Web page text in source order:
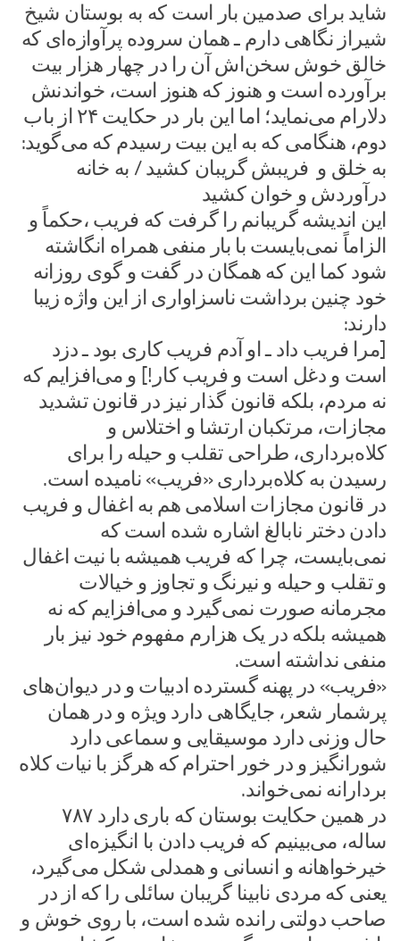
شاید برای صدمین بار است که به بوستان شیخ
شیراز نگاهی دارم ـ همان سروده پرآوازه‌ای که
خالق خوش سخن‌اش آن را در چهار هزار بیت
برآورده است و هنوز که هنوز است، خواندنش
دلارام می‌نماید؛ اما این بار در حکایت ۲۴ از باب
دوم، هنگامی که به این بیت رسیدم که می‌گوید:
به خلق و فریبش گریبان کشید / به خانه
درآوردش و خوان کشید
این اندیشه گریبانم را گرفت که فریب ،حکماً و
الزاماً نمی‌بایست با بار منفی همراه انگاشته
شود کما این که همگان در گفت و گوی روزانه
خود چنین برداشت ناسزاواری از این واژه زیبا
دارند:
[مرا فریب داد ـ او آدم فریب کاری بود ـ دزد
است و دغل است و فریب کار!] و می‌افزایم که
نه مردم، بلکه قانون گذار نیز در قانون تشدید
مجازات، مرتکبان ارتشا و اختلاس و
کلاه‌برداری، طراحی تقلب و حیله را برای
رسیدن به کلاه‌برداری «فریب» نامیده است.
در قانون مجازات اسلامی هم به اغفال و فریب
دادن دختر نابالغ اشاره شده است که
نمی‌بایست، چرا که فریب همیشه با نیت اغفال
و تقلب و حیله و نیرنگ و تجاوز و خیالات
مجرمانه صورت نمی‌گیرد و می‌افزایم که نه
همیشه بلکه در یک هزارم مفهوم خود نیز بار
منفی نداشته است.
«فریب» در پهنه گسترده ادبیات و در دیوان‌های
پرشمار شعر، جایگاهی دارد ویژه و در همان
حال وزنی دارد موسیقایی و سماعی دارد
شورانگیز و در خور احترام که هرگز با نیات کلاه
بردارانه نمی‌خواند.
در همین حکایت بوستان که باری دارد ۷۸۷
ساله، می‌بینیم که فریب دادن با انگیزه‌ای
خیرخواهانه و انسانی و همدلی شکل می‌گیرد،
یعنی که مردی نابینا گریبان سائلی را که از در
صاحب دولتی رانده شده است، با روی خوش و